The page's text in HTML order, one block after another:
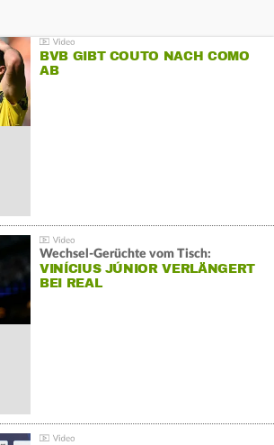
BVB GIBT COUTO NACH COMO
AB
Wechsel-Gerüchte vom Tisch:
VINÍCIUS JÚNIOR VERLÄNGERT
BEI REAL